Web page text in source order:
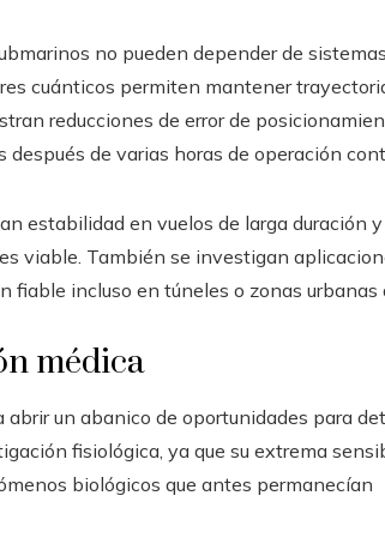
no pueden depender de
cuánticos permiten mantener
reducciones de error de
de varias horas de operación
estabilidad en vuelos de larga duración y
viable. También se investigan
fiable incluso en túneles o zonas urbanas
médica
un abanico de oportunidades para
fisiológica, ya que su extrema
biológicos que antes permanecían